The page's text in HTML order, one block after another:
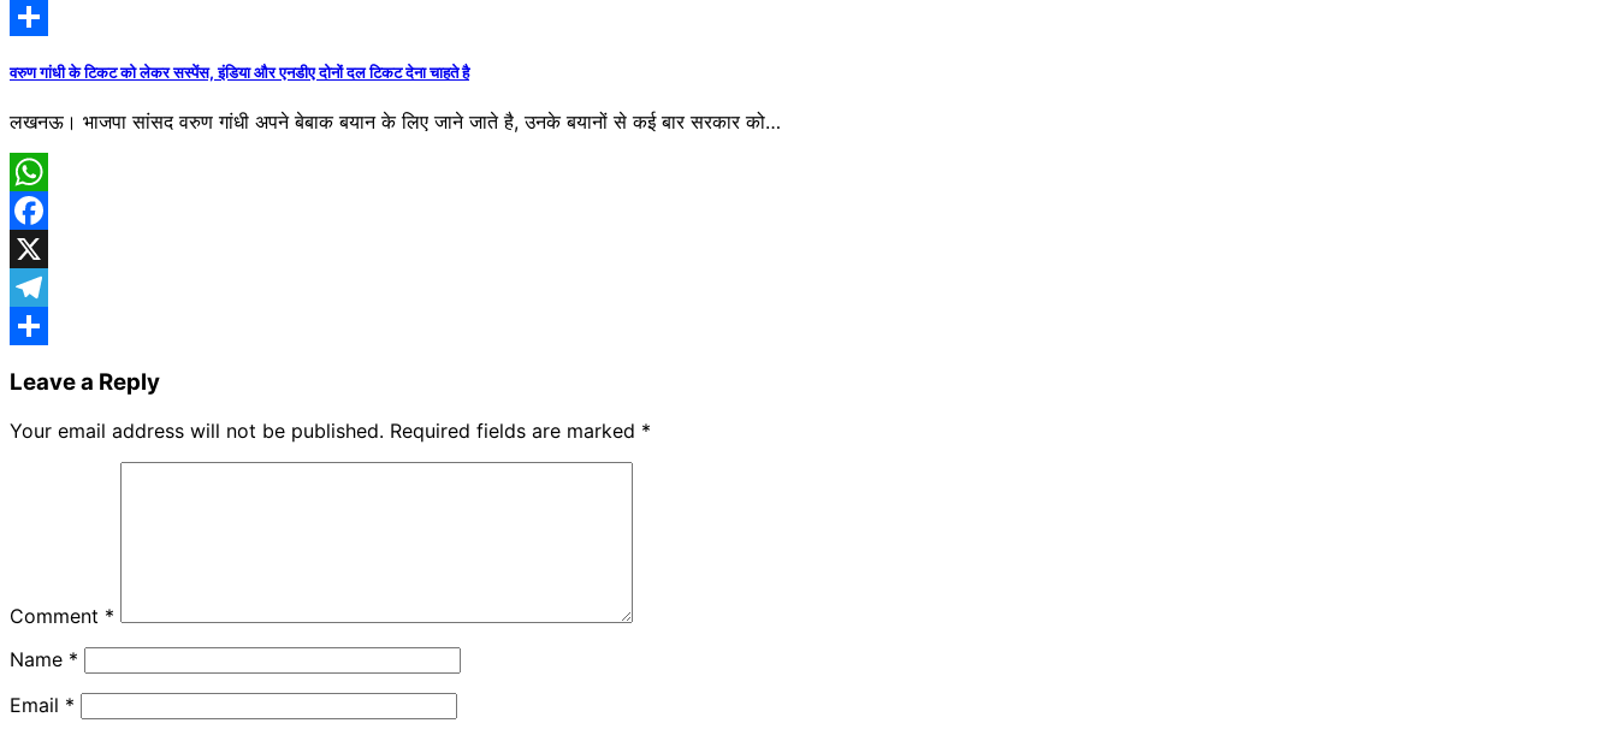
Telegram
वरुण गांधी के टिकट को लेकर सस्पेंस, इंडिया और एनडीए दोनों दल टिकट देना चाहते है
लखनऊ। भाजपा सांसद वरुण गांधी अपने बेबाक बयान के लिए जा​ने जाते है, उनके बयानों से कई बार सरकार को…
WhatsApp
Facebook
X
Telegram
Leave a Reply
Your email address will not be published. Required fields are marked *
Comment *
Name *
Email *